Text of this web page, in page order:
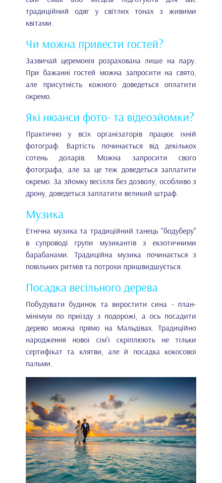
традиційний одяг у світлих тонах з живими
квітами.
Чи можна привести гостей?
Зазвичай церемонія розрахована лише на пару.
При бажанні гостей можна запросити на свято,
але присутність кожного доведеться оплатити
окремо.
Які нюанси фото- та відеозйомки?
Практично у всіх організаторів працює їхній
фотограф. Вартість починається від декількох
сотень доларів. Можна запросити свого
фотографа, але за це теж доведеться заплатити
окремо. За зйомку весілля без дозволу, особливо з
дрону, доведеться заплатити великий штраф.
Музика
Етнічна музика та традиційний танець "бодуберу"
в супроводі групи музикантів з екзотичними
барабанами. Традиційна музика починається з
повільних ритмів та потрохи пришвидшується.
Посадка весільного дерева
Побудувати будинок та виростити сина - план-
мінімум по приїзду з подорожі, а ось посадити
дерево можна прямо на Мальдівах. Традиційно
народження нової сім'ї скріплюють не тільки
сертифікат та клятви, але й посадка кокосової
пальми.